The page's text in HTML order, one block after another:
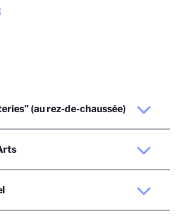
(au rez-de-chaussée)